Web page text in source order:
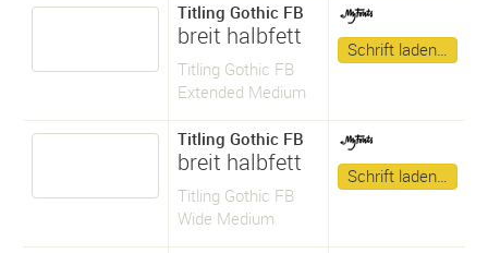
Titling Gothic FB
breit halbfett
Titling Gothic FB
Extended Medium
Schrift laden…
Titling Gothic FB
breit halbfett
Titling Gothic FB
Wide Medium
Schrift laden…